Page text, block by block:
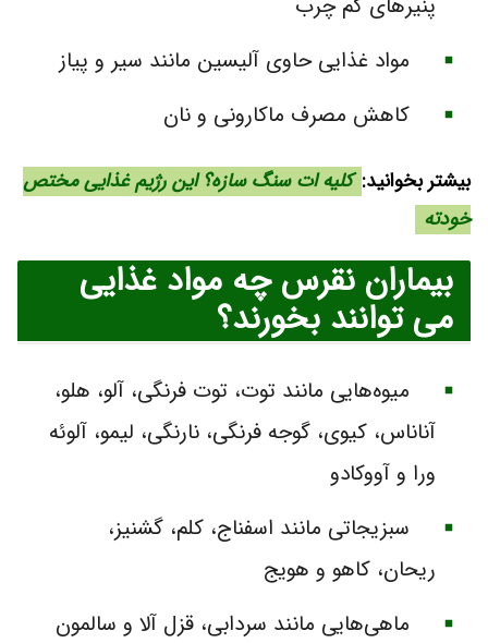
پنیرهای کم چرب
مواد غذایی حاوی آلیسین مانند سیر و پیاز
کاهش مصرف ماکارونی و نان
بیشتر بخوانید: کلیه ات سنگ سازه؟ این رژیم غذایی مختص
خودته
بیماران نقرس چه مواد غذایی
می توانند بخورند؟
میوه‌هایی مانند توت، توت فرنگی، آلو، هلو،
آناناس، کیوی، گوجه فرنگی، نارنگی، لیمو، آلوئه
ورا و آووکادو
سبزیجاتی مانند اسفناج، کلم، گشنیز،
ریحان، کاهو و هویج
ماهی‌هایی مانند سردابی، قزل آلا و سالمون